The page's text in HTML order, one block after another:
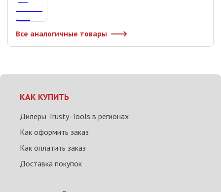
Все аналогичные товары
КАК КУПИТЬ
Дилеры Trusty-Tools в регионах
Как оформить заказ
Как оплатить заказ
Доставка покупок